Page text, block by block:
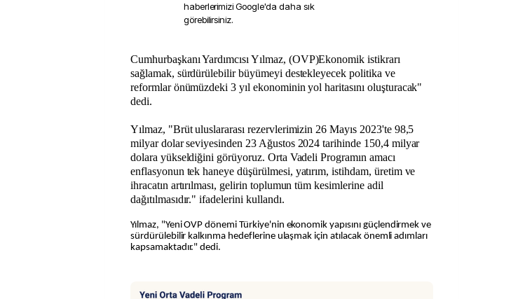
haberlerimizi Google'da daha sık
görebilirsiniz.
Cumhurbaşkanı Yardımcısı Yılmaz, (OVP)Ekonomik istikrarı
sağlamak, sürdürülebilir büyümeyi destekleyecek politika ve
reformlar önümüzdeki 3 yıl ekonominin yol haritasını oluşturacak"
dedi.
Yılmaz, "Brüt uluslararası rezervlerimizin 26 Mayıs 2023'te 98,5
milyar dolar seviyesinden 23 Ağustos 2024 tarihinde 150,4 milyar
dolara yükseldiğini görüyoruz. Orta Vadeli Programın amacı
enflasyonun tek haneye düşürülmesi, yatırım, istihdam, üretim ve
ihracatın artırılması, gelirin toplumun tüm kesimlerine adil
dağıtılmasıdır." ifadelerini kullandı.
Yılmaz, "Yeni OVP dönemi Türkiye'nin ekonomik yapısını güçlendirmek ve
sürdürülebilir kalkınma hedeflerine ulaşmak için atılacak önemli adımları
kapsamaktadır." dedi.